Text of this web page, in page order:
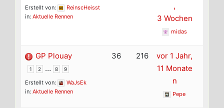
Erstellt von:
ReinscHeisst
in: Aktuelle Rennen
,
3 Wochen
midas
GP Plouay
1 2 … 8 9
Erstellt von:
WaJsEk
in: Aktuelle Rennen
36 216
vor 1 Jahr,
11 Monate
n
Pepe